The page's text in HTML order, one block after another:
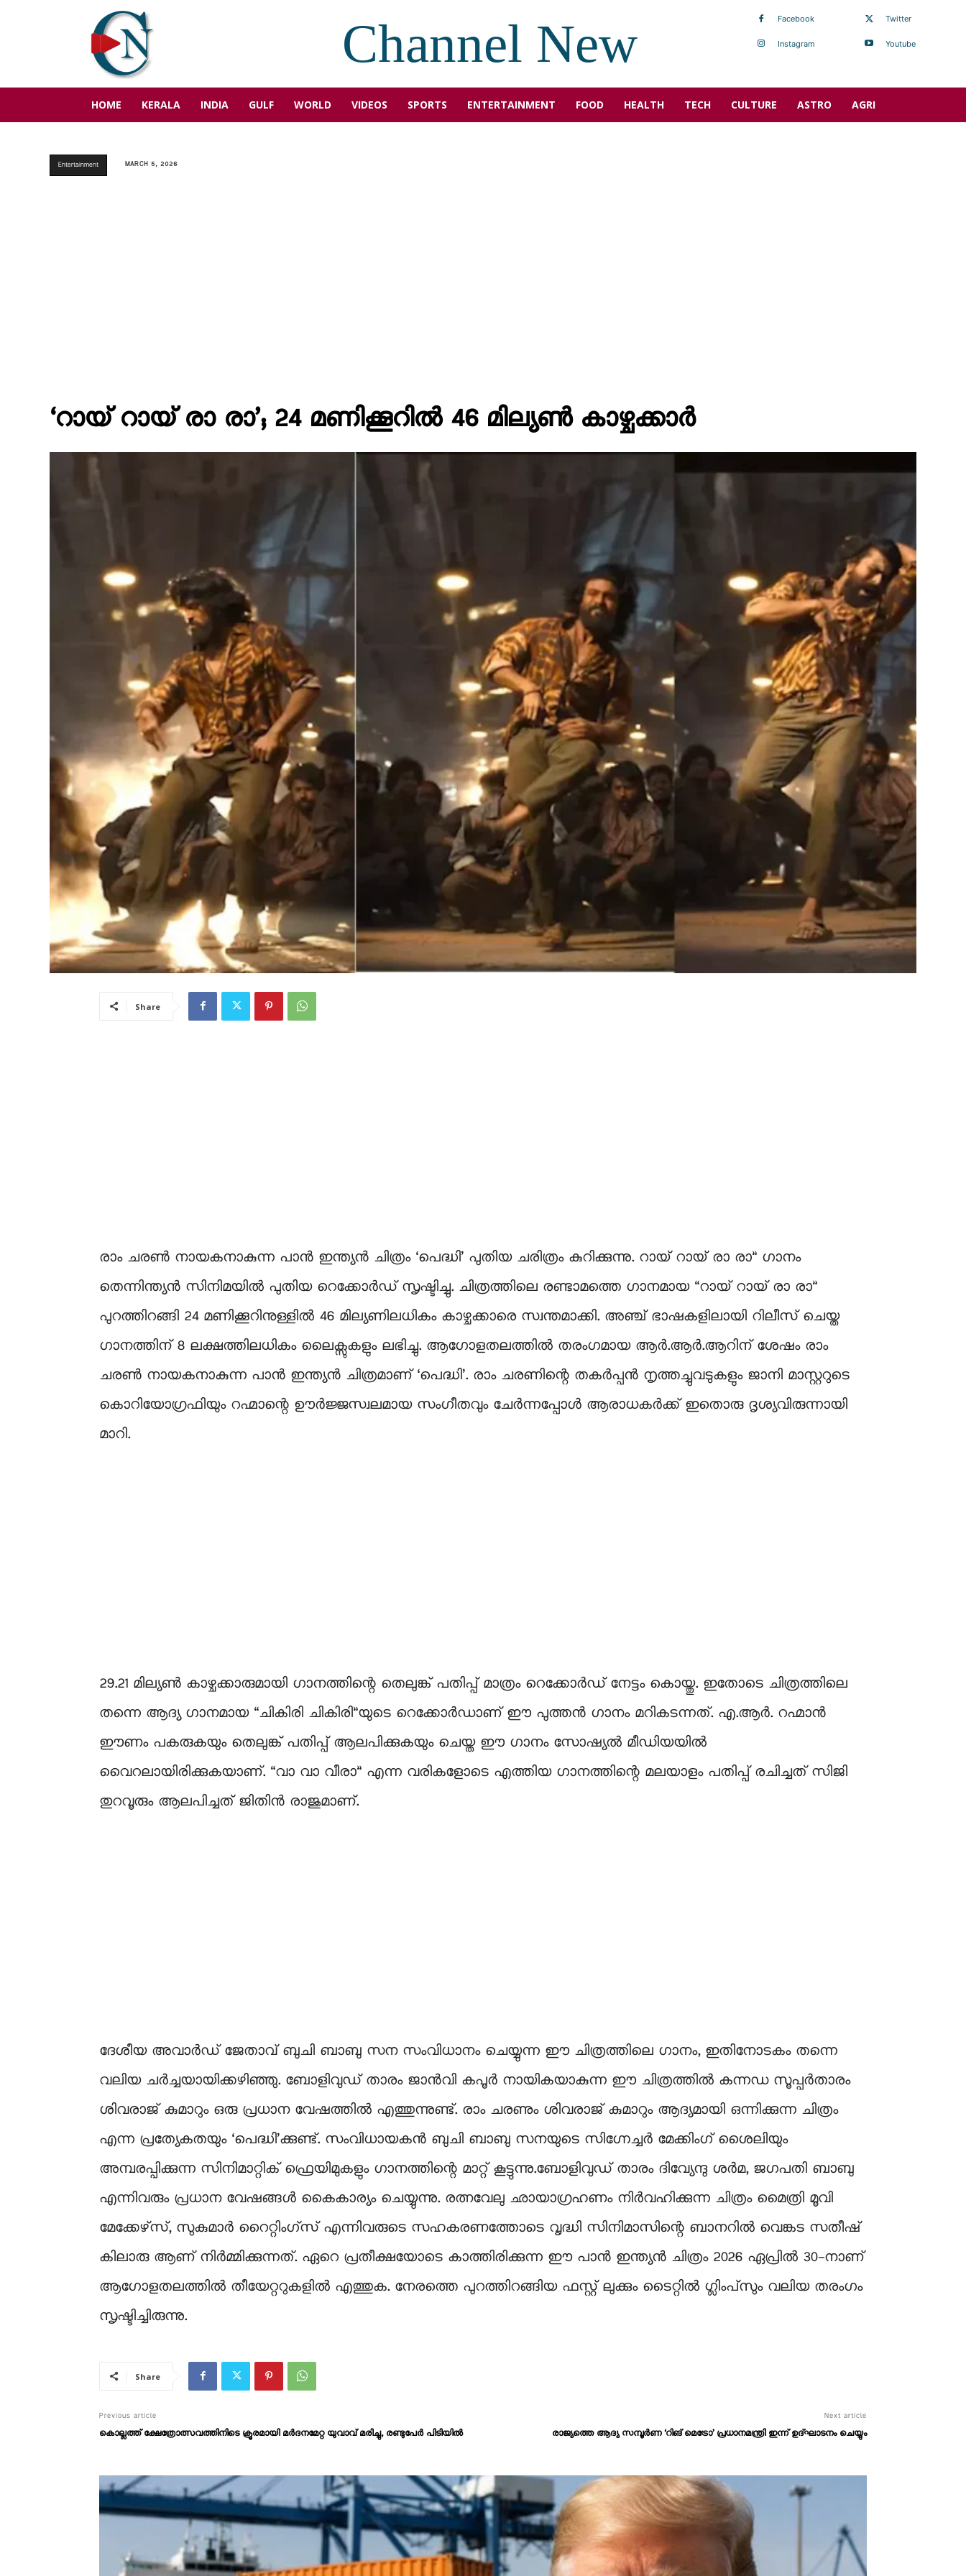
Channel New Facebook
Instagram
Twitter
Youtube
HOME KERALA INDIA GULF WORLD VIDEOS SPORTS ENTERTAINMENT FOOD HEALTH TECH CULTURE ASTRO AGRI
Entertainment MARCH 5, 2026
‘റായ് റായ് രാ രാ’; 24 മണിക്കൂറിൽ 46 മില്യൺ കാഴ്ചക്കാർ
Share
രാം ചരൺ നായകനാകുന്ന പാൻ ഇന്ത്യൻ ചിത്രം ‘പെദ്ധി’ പുതിയ ചരിത്രം കുറിക്കുന്നു. റായ് റായ് രാ രാ” ഗാനം
തെന്നിന്ത്യൻ സിനിമയിൽ പുതിയ റെക്കോർഡ് സൃഷ്ടിച്ചു. ചിത്രത്തിലെ രണ്ടാമത്തെ ഗാനമായ “റായ് റായ് രാ രാ”
പുറത്തിറങ്ങി 24 മണിക്കൂറിനുള്ളിൽ 46 മില്യണിലധികം കാഴ്ചക്കാരെ സ്വന്തമാക്കി. അഞ്ച് ഭാഷകളിലായി റിലീസ് ചെയ്ത
ഗാനത്തിന് 8 ലക്ഷത്തിലധികം ലൈക്സുകളും ലഭിച്ചു. ആഗോളതലത്തിൽ തരംഗമായ ആർ.ആർ.ആറിന് ശേഷം രാം
ചരൺ നായകനാകുന്ന പാൻ ഇന്ത്യൻ ചിത്രമാണ് ‘പെദ്ധി’. രാം ചരണിന്റെ തകർപ്പൻ നൃത്തച്ചുവടുകളും ജാനി മാസ്റ്ററുടെ
കൊറിയോഗ്രഫിയും റഹ്മാന്റെ ഊർജ്ജസ്വലമായ സംഗീതവും ചേർന്നപ്പോൾ ആരാധകർക്ക് ഇതൊരു ദൃശ്യവിരുന്നായി
മാറി.
29.21 മില്യൺ കാഴ്ചക്കാരുമായി ഗാനത്തിന്റെ തെലുങ്ക് പതിപ്പ് മാത്രം റെക്കോർഡ് നേട്ടം കൊയ്തു. ഇതോടെ ചിത്രത്തിലെ
തന്നെ ആദ്യ ഗാനമായ “ചികിരി ചികിരി”യുടെ റെക്കോർഡാണ് ഈ പുത്തൻ ഗാനം മറികടന്നത്. എ.ആർ. റഹ്മാൻ
ഈണം പകരുകയും തെലുങ്ക് പതിപ്പ് ആലപിക്കുകയും ചെയ്ത ഈ ഗാനം സോഷ്യൽ മീഡിയയിൽ
വൈറലായിരിക്കുകയാണ്. “വാ വാ വീരാ” എന്ന വരികളോടെ എത്തിയ ഗാനത്തിന്റെ മലയാളം പതിപ്പ് രചിച്ചത് സിജി
തുറവൂരും ആലപിച്ചത് ജിതിൻ രാജുമാണ്.
ദേശീയ അവാർഡ് ജേതാവ് ബുചി ബാബു സന സംവിധാനം ചെയ്യുന്ന ഈ ചിത്രത്തിലെ ഗാനം, ഇതിനോടകം തന്നെ
വലിയ ചർച്ചയായിക്കഴിഞ്ഞു. ബോളിവുഡ് താരം ജാൻവി കപൂർ നായികയാകുന്ന ഈ ചിത്രത്തിൽ കന്നഡ സൂപ്പർതാരം
ശിവരാജ് കുമാറും ഒരു പ്രധാന വേഷത്തിൽ എത്തുന്നുണ്ട്. രാം ചരണും ശിവരാജ് കുമാറും ആദ്യമായി ഒന്നിക്കുന്ന ചിത്രം
എന്ന പ്രത്യേകതയും ‘പെദ്ധി’ക്കുണ്ട്. സംവിധായകൻ ബുചി ബാബു സനയുടെ സിഗ്നേച്ചർ മേക്കിംഗ് ശൈലിയും
അമ്പരപ്പിക്കുന്ന സിനിമാറ്റിക് ഫ്രെയിമുകളും ഗാനത്തിന്റെ മാറ്റ് കൂട്ടുന്നു.ബോളിവുഡ് താരം ദിവ്യേന്ദു ശർമ, ജഗപതി ബാബു
എന്നിവരും പ്രധാന വേഷങ്ങൾ കൈകാര്യം ചെയ്യുന്നു. രത്നവേലു ഛായാഗ്രഹണം നിർവഹിക്കുന്ന ചിത്രം മൈത്രി മൂവി
മേക്കേഴ്‌സ്, സുകുമാർ റൈറ്റിംഗ്സ് എന്നിവരുടെ സഹകരണത്തോടെ വൃദ്ധി സിനിമാസിന്റെ ബാനറിൽ വെങ്കട സതീഷ്
കിലാരു ആണ് നിർമ്മിക്കുന്നത്. ഏറെ പ്രതീക്ഷയോടെ കാത്തിരിക്കുന്ന ഈ പാൻ ഇന്ത്യൻ ചിത്രം 2026 ഏപ്രിൽ 30-നാണ്
ആഗോളതലത്തിൽ തീയേറ്ററുകളിൽ എത്തുക. നേരത്തെ പുറത്തിറങ്ങിയ ഫസ്റ്റ് ലുക്കും ടൈറ്റിൽ ഗ്ലിംപ്‌സും വലിയ തരംഗം
സൃഷ്ടിച്ചിരുന്നു.
Share
Previous article
കൊല്ലത്ത് ക്ഷേത്രോത്സവത്തിനിടെ ക്രൂരമായി മർദനമേറ്റ യുവാവ് മരിച്ചു, രണ്ടുപേർ പിടിയിൽ
Next article
രാജ്യത്തെ ആദ്യ സമ്പൂർണ ‘റിങ് മെട്രോ’ പ്രധാനമന്ത്രി ഇന്ന് ഉദ്ഘാടനം ചെയ്യും